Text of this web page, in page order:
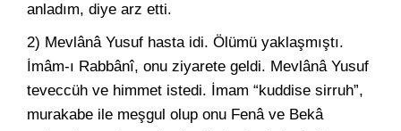
anladım, diye arz etti.
2) Mevlânâ Yusuf hasta idi. Ölümü yaklaşmıştı.
İmâm-ı Rabbânî, onu ziyarete geldi. Mevlânâ Yusuf
teveccüh ve himmet istedi. İmam “kuddise sirruh”,
murakabe ile meşgul olup onu Fenâ ve Bekâ